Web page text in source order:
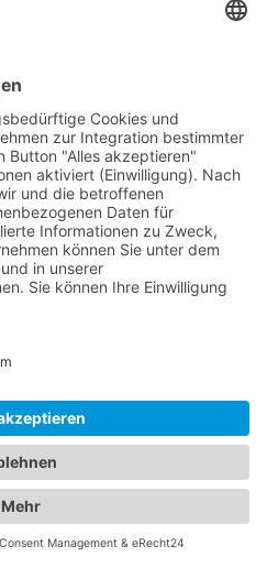
bietet Ihnen
zu zuverlässigen
Hotelaufenthalt in
. Wir verstehen,
Ihres Fahrzeugs als
von großer
Sie eine breite Auswahl
Preiskategorien und für
Von luxuriösen 5-
gemütlichen Bed &
finden Sie
um Ihre ideale
über
in Ihrer Region.
Ihr Fahrzeug
oder Sie eine Bergung
enthält
von